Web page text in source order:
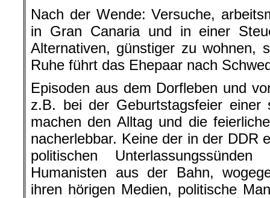
Nach der Wende: Versuche,
in Gran Canaria und in einer
Alternativen, günstiger zu wohnen,
Ruhe führt das Ehepaar nach
Episoden aus dem Dorfleben und
z.B. bei der Geburtstagsfeier einer
machen den Alltag und die
nacherlebbar. Keine der in der DDR
politischen
Humanisten aus der Bahn,
ihren hörigen Medien, politische